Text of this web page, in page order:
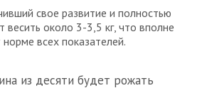
свое развитие и полностью
около 3-3,5 кг, что вполне
всех показателей.
из десяти будет рожать